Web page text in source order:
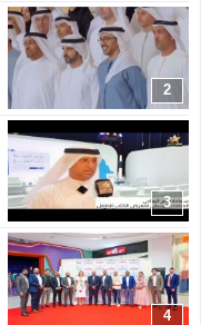
2
3
4